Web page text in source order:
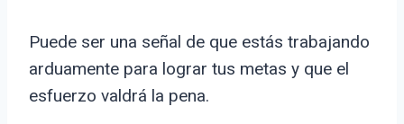
Puede ser una señal de que estás trabajando
arduamente para lograr tus metas y que el
esfuerzo valdrá la pena.